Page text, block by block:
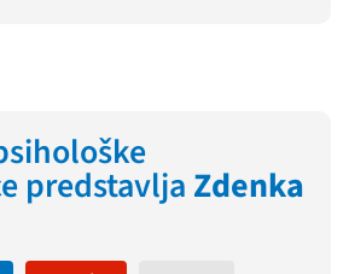
predstavlja Zdenka